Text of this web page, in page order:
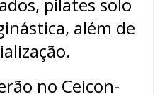
pilates solo
além de
no Ceicon-